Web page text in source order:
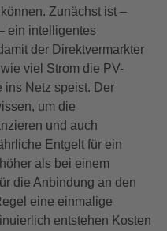
Zunächst ist –
ein intelligentes
der Direktvermarkter
viel Strom die PV-
ins Netz speist. Der
um die
und auch
Entgelt für ein
als bei einem
die Anbindung an den
eine einmalige
entstehen Kosten